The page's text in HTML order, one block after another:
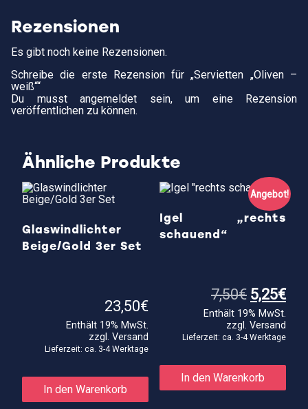
Rezensionen
Es gibt noch keine Rezensionen.
Schreibe die erste Rezension für „Servietten „Oliven –
weiß““
Du musst angemeldet sein, um eine Rezension
veröffentlichen zu können.
Ähnliche Produkte
Glaswindlichter
Beige/Gold 3er Set
23,50€
Enthält 19% MwSt.
zzgl.Versand
Lieferzeit: ca. 3-4 Werktage
In den Warenkorb
Angebot!
Igel „rechts
schauend“
7,50€
Preis
war:
7,50€
5,25€
Enthält 19% MwSt.
zzgl. Versand
Lieferzeit: ca. 3-4 Werktage
In den Warenkorb